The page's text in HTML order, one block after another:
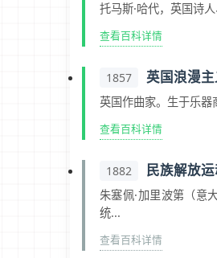
托马斯·哈代，英国诗
查看百科详情
1857 英国浪漫
英国作曲家。生于乐
查看百科详情
1882 民族解放
朱塞佩·加里波第（意
统...
查看百科详情